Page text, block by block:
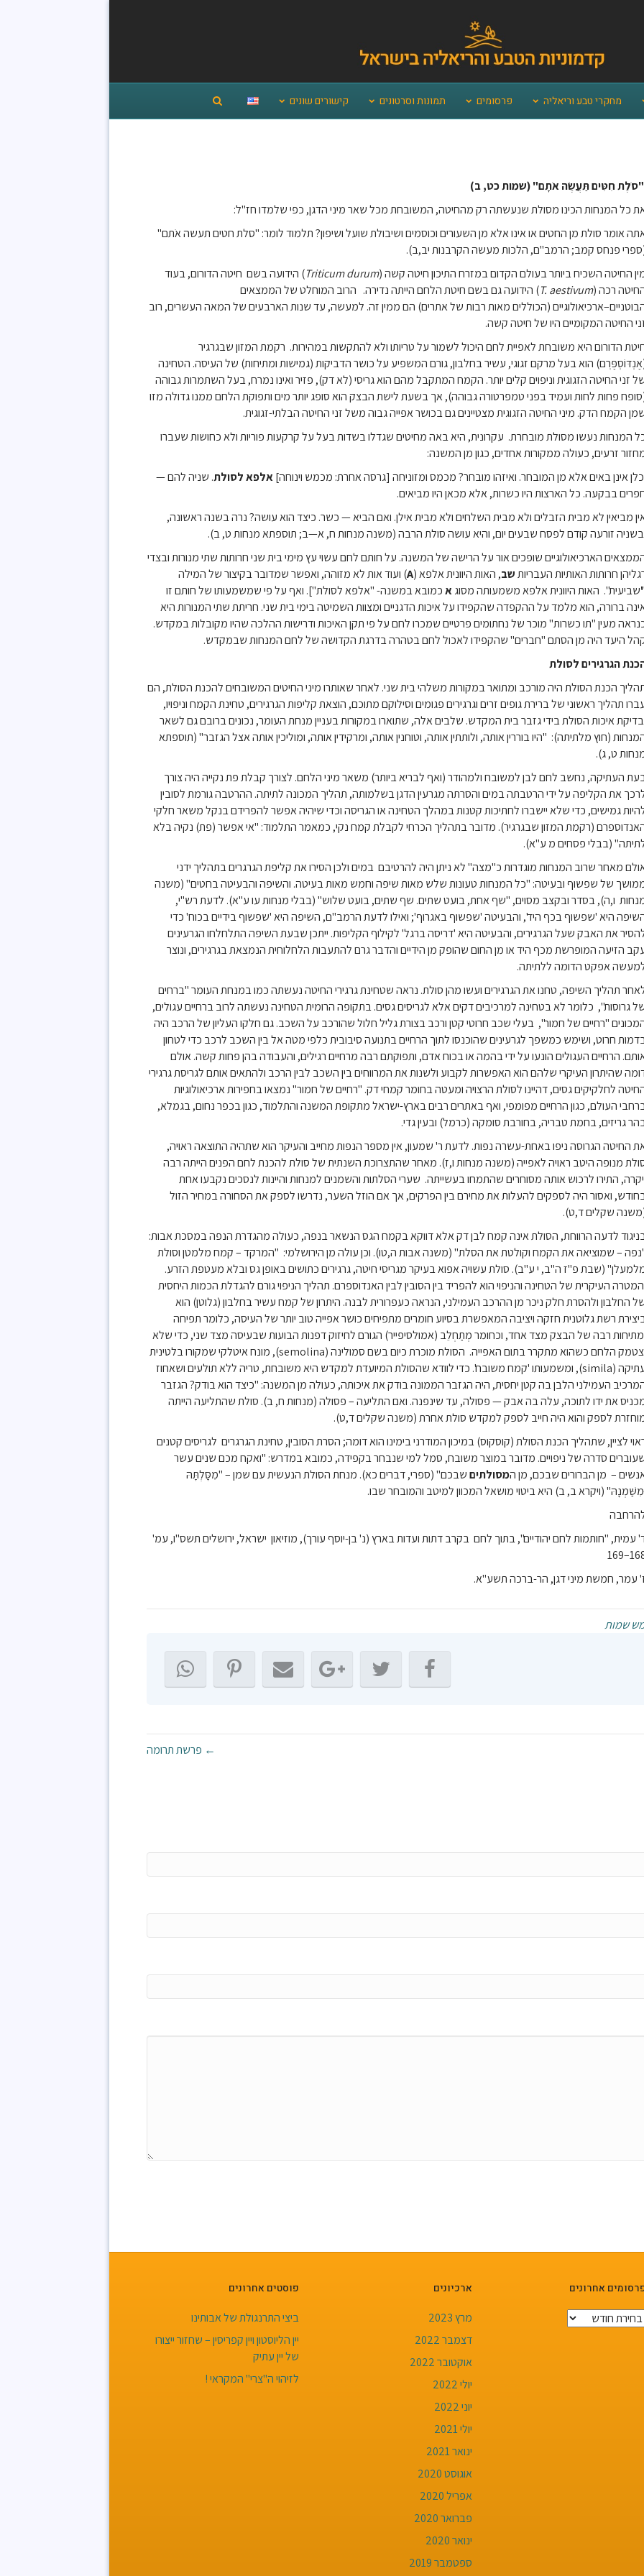
מחקרי טבע וריאליה פרסומים תמונות וסרטונים קישורים שונים
"סֹלֶת חִטִּים תַּעֲשֶׂה אֹתָם" (שמות כט, ב)
כל המנחות הכינו מסולת שנעשתה רק מהחיטה, המשובחת מכל שאר מיני הדגן, כפי שלמדו חז"ל:
אומר סולת מן החטים או אינו אלא מן השעורים וכוסמים ושיבולת שועל ושיפון? תלמוד לומר: "סלת חטים תעשה אֹתם"
פנחס קמב; הרמב"ם, הלכות מעשה הקרבנות יב,ב).
החיטה השכיח ביותר בעולם הקדום במזרח התיכון חיטה קשה (Triticum durum) הידועה בשם חיטה הדורום, בעוד
רכה (T. aestivum) הידועה גם בשם חיטת הלחם הייתה נדירה. הרוב המוחלט של הממצאים
(הכוללים מאות רבות של אתרים) הם ממין זה. למעשה, עד שנות הארבעים של המאה העשרים, רוב
החיטה המקומיים היו של חיטה קשה.
הדורום היא משובחת לאפיית לחם היכול לשמור על טריותו ולא להתקשות במהירות. רקמת המזון שבגרגיר
הוא בעל מרקם זגוגי, עשיר בחלבון, גורם המשפיע על כושר הדביקות (גמישות ומתיחות) של העיסה. הטחינה
זני החיטה הזגוגית וניפוים קלים יותר. הקמח המתקבל מהם הוא גריסי (לא דק), פזיר ואינו נמרח, בעל השתמרות גבוהה
פחות לחות ועמיד בפני טמפרטורה גבוהה), אך בשעת לישת הבצק הוא סופג יותר מים ותפוקת הלחם ממנו גדולה מזו
הקמח הדק. מיני החיטה הזגוגית מצטיינים גם בכושר אפייה גבוה משל זני החיטה הבלתי-זגוגית.
המנחות נעשו מסולת מובחרת. עקרונית, היא באה מחיטים שגדלו בשדות בעל על קרקעות פוריות ולא כחושות שעברו
זרעים, כעולה ממקורות אחדים, כגון מן המשנה:
אינן באים אלא מן המובחר. ואיזהו מובחר? מכמס ומזוניחה [גרסה אחרת: מכמש וינוחה]אלפא לסולת. שניה להם —
בבקעה. כל הארצות היו כשרות, אלא מכאן היו מביאים.
מביאין לא מבית הזבלים ולא מבית השלחים ולא מבית אילן. ואם הביא — כשר. כיצד הוא עושה? נרה בשנה ראשונה,
זורעה קודם לפסח שבעים יום, והיא עושה סולת הרבה (משנה מנחות ח, א—ב; תוספתא מנחות ט, ב).
הארכיאולוגיים שופכים אור על הרישה של המשנה. על חותם לחם עשוי עץ מימי בית שני חרותות שתי מנורות ובצדי
חרותות האותיות העבריותשב, האות היוונית אלפא (A) ועוד אות לא מזוהה, ואפשר שמדובר בקיצור של המילה
שביעית". האות היוונית אלפא משמעותה מסוגאכמובא במשנה- "אלפא לסולת"]. ואף על פי שמשמעותו של חותם זו
ברורה, הוא מלמד על ההקפדה שהקפידו על איכות הדגניים ומצוות השמיטה בימי בית שני. חריתת שתי המנורות היא
מעין "תו כשרות" מוכר של נחתומים פרטיים שמכרו לחם על פי תקן האיכות ודרישות ההלכה שהיו מקובלות במקדש.
היעד היה מן הסתם "חברים" שהקפידו לאכול לחם בטהרה בדרגת הקדושה של לחם המנחות שבמקדש.
הגרגירים לסולת
הכנת הסולת היה מורכב ומתואר במקורות משלהי בית שני. לאחר שאותרו מיני החיטים המשובחים להכנת הסולת, הם
תהליך ראשוני של ברירת גופים זרים וגרגירים פגומים וסילוקם מתוכם, הוצאת קליפות הגרגירים, טחינת הקמח וניפויו,
איכות הסולת בידי גזבר בית המקדש. שלבים אלה, שתוארו במקורות בעניין מנחת העומר, נכונים ברובם גם לשאר
(חוץ מלתיתה): "היו בוררין אותה, ולותתין אותה, וטוחנין אותה, ומרקידין אותה, ומוליכין אותה אצל הגזבר" (תוספתא
ט, ג).
העתיקה, נחשב לחם לבן למשובח ולמהודר (ואף לבריא ביותר) משאר מיני הלחם. לצורך קבלת פת נקייה היה צורך
את הקליפה על ידי הרטבתה במים והסרתה מגרעין הדגן בשלמותה, תהליך המכונה לתיתה. ההרטבה גורמת לסובין
גמישים, כדי שלא יישברו לחתיכות קטנות במהלך הטחינה או הגריסה וכדי שיהיה אפשר להפרידם בנקל משאר חלקי
(רקמת המזון שבגרגיר). מדובר בתהליך הכרחי לקבלת קמח נקי, כמאמר התלמוד: "אי אפשר (פת) נקיה בלא
(בבלי פסחים מ ע"א).
מאחר שרוב המנחות מוגדרות כ"מצה" לא ניתן היה להרטיבם במים ולכן הסירו את קליפת הגרגרים בתהליך ידני
של שפשוף ובעיטה: "כל המנחות טעונות שלש מאות שיפה וחמש מאות בעיטה. והשיפה והבעיטה בחטים" (משנה
ו,ה), בסדר ובקצב מסוים, "שף אחת, בועט שתים. שף שתים, בועט שלוש" (בבלי מנחות עו ע"א). לדעת רש"י,
היא 'שפשוף בכף היד', והבעיטה 'שפשוף באגרוף'; ואילו לדעת הרמב"ם, השיפה היא 'שפשוף בידיים בכוח' כדי
את האבק שעל הגרגירים, והבעיטה היא 'דריסה ברגל' לקילוף הקליפות. ייתכן שבעת השיפה התלחלחו הגרעינים
הזיעה המופרשת מכף היד או מן החום שהופק מן הידיים והדבר גרם להתעבות הלחלוחית הנמצאת בגרגירים, ונוצר
אפקט הדומה ללתיתה.
תהליך השיפה, טחנו את הגרגירים ועשו מהן סולת. נראה שטחינת גרגירי החיטה נעשתה כמו במנחת העומר "ברחים
גרוסות", כלומר לא בטחינה למרכיבים דקים אלא לגריסים גסים. בתקופה הרומית הטחינה נעשתה לרוב ברחיים עגולים,
"רחיים של חמור", בעלי שכב חרוטי קטן ורכב בצורת גליל חלול שהורכב על השכב. גם חלקו העליון של הרכב היה
חרוט, ושימש כמשפך לגרעינים שהוכנסו לתוך הרחיים בתנועה סיבובית כלפי מטה אל בין השכב לרכב כדי לטחון
הרחיים העגולים הונעו על ידי בהמה או בכוח אדם, ותפוקתם רבה מרחיים רגילים, והעבודה בהן פחות קשה. אולם
שהיתרון העיקרי שלהם הוא האפשרות לקבוע ולשנות את המרווחים בין השכב לבין הרכב ולהתאים אותם לגריסת גרגירי
לחלקיקים גסים, דהיינו לסולת הרצויה ומעטה בחומר קמחי דק. "רחיים של חמור" נמצאו בחפירות ארכיאולוגיות
העולם, כגון הרחיים מפומפי, ואף באתרים רבים בארץ-ישראל מתקופת המשנה והתלמוד, כגון בכפר נחום, בגמלא,
גריזים, בחמת טבריה, בחורבת סומקה (כרמל) ובעין גדי.
החיטה הגרוסה ניפו באחת-עשרה נפות. לדעת ר' שמעון, אין מספר הנפות מחייב והעיקר הוא שתהיה התוצאה ראויה,
מנופה היטב ראויה לאפייה (משנה מנחות ו,ז). מאחר שהתצרוכת השנתית של סולת להכנת לחם הפנים הייתה רבה
התירו לרכוש אותה מסוחרים שהתמחו בעשייתה. שערי הסלתות והשמנים למנחות והיינות לנסכים נקבעו אחת
ואסור היה לספקים להעלות את מחירם בין הפרקים, אך אם הוזל השער, נדרשו לספק את הסחורה במחיר הזול
שקלים ד,ט).
לדעה הרווחת, הסולת אינה קמח לבן דק אלא דווקא בקמח הגס הנשאר בנפה, כעולה מהגדרת הנפה במסכת אבות:
– שמוציאה את הקמח וקולטת את הסלת" (משנה אבות ה,טו). וכן עולה מן הירושלמי: "המרקד – קמח מלמטן וסולת
(שבת פ"ז ה"ב, י ע"ב). סולת עשויה אפוא בעיקר מגריסי חיטה, גרגירים כתושים באופן גס ובלא מעטפת הזרע.
המטרה העיקרית של הטחינה והניפוי הוא להפריד בין הסובין לבין האנדוספרם. תהליך הניפוי גורם להגדלת הכמות היחסית
החלבון ולהסרת חלק ניכר מן ההרכב העמילני, הנראה כעפרורית לבנה. היתרון של קמח עשיר בחלבון (גלוטן) הוא
רשת גלוטנית חזקה ויציבה המאפשרת בסיוע חומרים מתפיחים כושר אפייה טוב יותר של העיסה, כלומר תפיחה
רבה של הבצק מצד אחד, וכחומר מְתַחְלֵב (אמולסיפייר) הגורם לחיזוק דפנות הבועות שבעיסה מצד שני, כדי שלא
יצטמק הלחם כשהוא מתקרר בתום האפייה. הסולת מוכרת כיום בשם סמולינה (semolina), מונח איטלקי שמקורו בלטינית
עתיקה (simila), ומשמעותו 'קמח משובח'. כדי לוודא שהסולת המיועדת למקדש היא משובחת, טריה ללא תולעים ושאחוז
העמילני הלבן בה קטן יחסית, היה הגזבר הממונה בודק את איכותה, כעולה מן המשנה: "כיצד הוא בודק? הגזבר
את ידו לתוכה, עלה בה אבק — פסולה, עד שינפנה. ואם התליעה – פסולה (מנחות ח, ב). סולת שהתליעה הייתה
לספק והוא היה חייב לספק למקדש סולת אחרת (משנה שקלים ד,ט).
לציין, שתהליך הכנת הסולת (קוסקוס) במיכון המודרני בימינו הוא דומה; הסרת הסובין, טחינת הגרגרים לגריסים קטנים
סדרה של ניפויים. מדובר במוצר משובח, סמל למי שנבחר בקפידה, כמובא במדרש: "ואקח מכם שנים עשר
– מן הברורים שבכם, מן המסולתיםשבכם" (ספרי, דברים כא). מנחת הסולת הנעשית עם שמן – "מִסָּלְתָּהּ
(ויקרא ב, ב) היא ביטוי מושאל המכוון למיטב והמובחר שבו.
עמית, "חותמות לחם יהודיים", בתוך לחם בקרב דתות ועדות בארץ (נ' בן-יוסף עורך), מוזיאון ישראל, ירושלים תשס"ו, עמ'
עמר, חמשת מיני דגן, הר-ברכה תשע"א.
שמות
← פרשת תרומה
אחרונים
פרסומים
ארכיונים
מרץ 2023
דצמבר 2022
אוקטובר 2022
יולי 2022
יוני 2022
יולי 2021
ינואר 2021
אוגוסט 2020
אפריל 2020
פברואר 2020
ינואר 2020
ספטמבר 2019
פוסטים אחרונים
ביצי התרנגולת של אבותינו
יין הליוסטון ויין קפריסין – שחזור ייצורו
של יין עתיק
לזיהוי ה"צרי" המקראי !